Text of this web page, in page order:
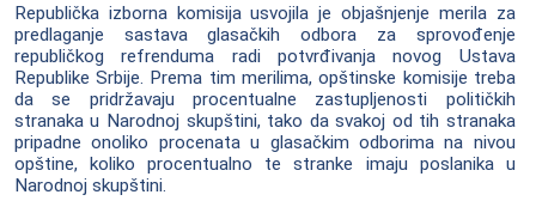
Republička izborna komisija usvojila je objašnjenje merila za
predlaganje sastava glasačkih odbora za sprovođenje
republičkog refrenduma radi potvrđivanja novog Ustava
Republike Srbije. Prema tim merilima, opštinske komisije treba
da se pridržavaju procentualne zastupljenosti političkih
stranaka u Narodnoj skupštini, tako da svakoj od tih stranaka
pripadne onoliko procenata u glasačkim odborima na nivou
opštine, koliko procentualno te stranke imaju poslanika u
Narodnoj skupštini.